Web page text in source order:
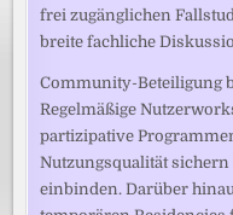
frei zugänglichen
breite fachliche
Community-Beteiligung
Regelmäßige
partizipative
Nutzungsqualität sichern
einbinden. Darüber